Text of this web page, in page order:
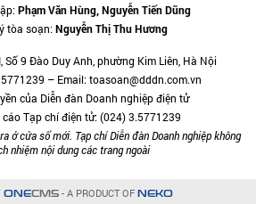
Phạm Văn Hùng, Nguyễn Tiến Dũng
tòa soạn:Nguyễn Thị Thu Hương
Số 9 Đào Duy Anh, phường Kim Liên, Hà Nội
– Email: toasoan@dddn.com.vn
của Diễn đàn Doanh nghiệp điện tử
cáo Tạp chí điện tử: (024) 3.5771239
ở cửa sổ mới. Tạp chí Diễn đàn Doanh nghiệp không
nhiệm nội dung các trang ngoài
ONECMS- A PRODUCT OF NEKO